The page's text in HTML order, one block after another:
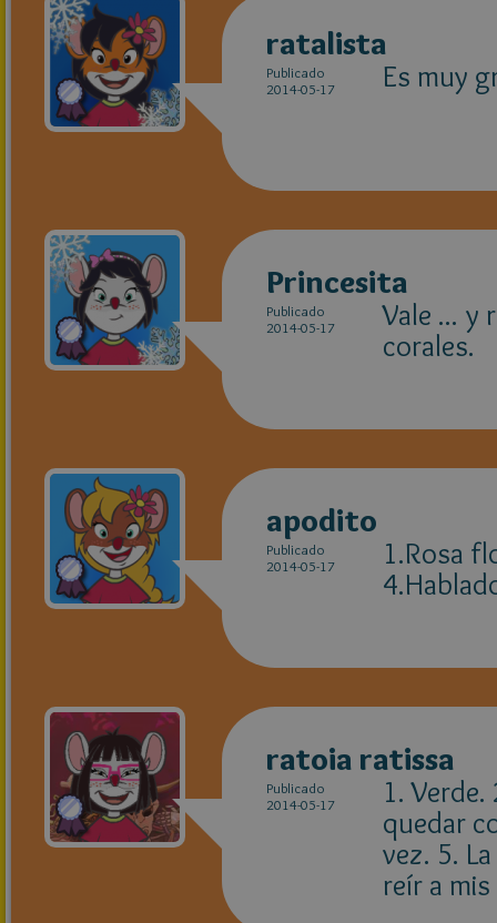
ratalista
Publicado
2014-05-17
Es muy
Princesita
Publicado
2014-05-17
Vale ... y
corales.
apodito
Publicado
2014-05-17
1.Rosa
ratoia ratissa
Publicado
2014-05-17
1.
quedar
vez. 5.
reír a